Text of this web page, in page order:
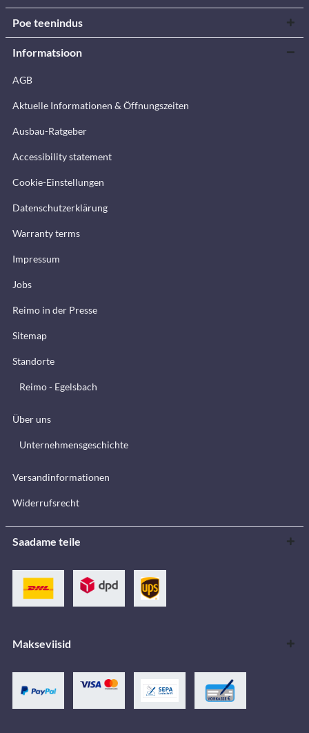
Poe teenindus
Informatsioon
AGB
Aktuelle Informationen & Öffnungszeiten
Ausbau-Ratgeber
Accessibility statement
Cookie-Einstellungen
Datenschutzerklärung
Warranty terms
Impressum
Jobs
Reimo in der Presse
Sitemap
Standorte
Reimo - Egelsbach
Über uns
Unternehmensgeschichte
Versandinformationen
Widerrufsrecht
Saadame teile
Makseviisid